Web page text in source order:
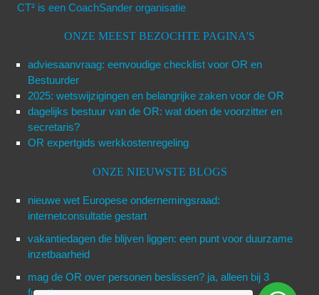
CT² is een CoachSander organisatie
ONZE MEEST BEZOCHTE PAGINA'S
adviesaanvraag: eenvoudige checklist voor OR en
Bestuurder
2025: wetswijzigingen en belangrijke zaken voor de OR
dagelijks bestuur van de OR: wat doen de voorzitter en
secretaris?
OR expertgids werkkostenregeling
ONZE NIEUWSTE BLOGS
nieuwe wet Europese ondernemingsraad:
internetconsultatie gestart
vakantiedagen die blijven liggen: een punt voor duurzame
inzetbaarheid
mag de OR over personen beslissen? ja, alleen bij 3
functies